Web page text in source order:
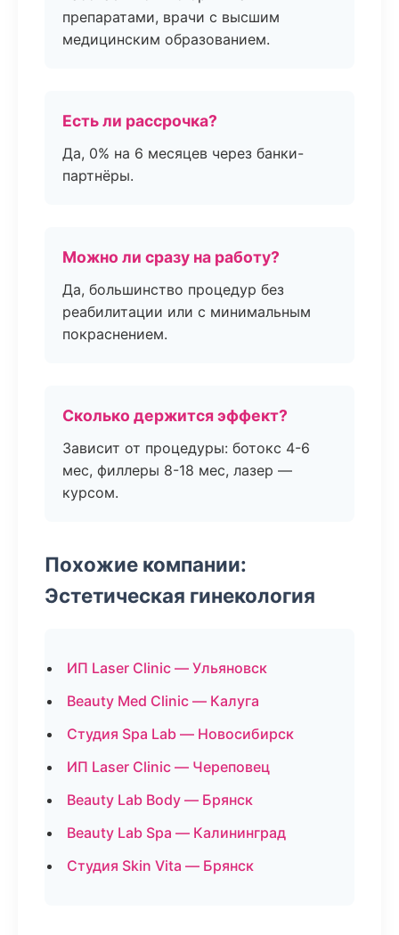
препаратами, врачи с высшим
медицинским образованием.
Есть ли рассрочка?
Да, 0% на 6 месяцев через банки-
партнёры.
Можно ли сразу на работу?
Да, большинство процедур без
реабилитации или с минимальным
покраснением.
Сколько держится эффект?
Зависит от процедуры: ботокс 4-6
мес, филлеры 8-18 мес, лазер —
курсом.
Похожие компании:
Эстетическая гинекология
ИП Laser Clinic — Ульяновск
Beauty Med Clinic — Калуга
Студия Spa Lab — Новосибирск
ИП Laser Clinic — Череповец
Beauty Lab Body — Брянск
Beauty Lab Spa — Калининград
Студия Skin Vita — Брянск